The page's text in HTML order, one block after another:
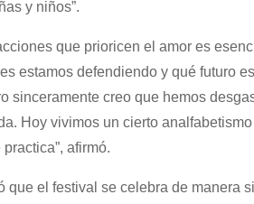
y niños”.
que prioricen el amor es
estamos defendiendo y qué futuro
sinceramente creo que hemos
Hoy vivimos un cierto analfabetismo
afirmó.
el festival se celebra de manera